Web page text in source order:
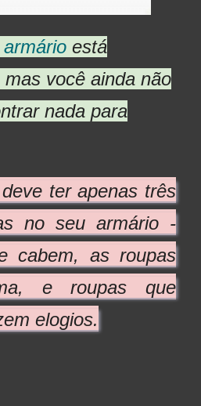
armário está
você ainda não
nada para
ter apenas três
no seu armário -
cabem, as roupas
e roupas que
elogios.